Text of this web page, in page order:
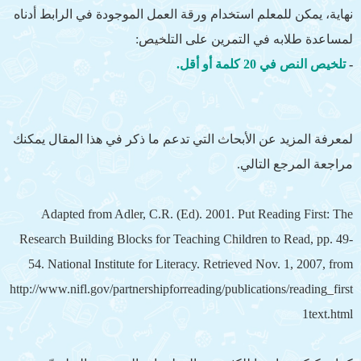
نهاية، يمكن للمعلم استخدام ورقة العمل الموجودة في الرابط أدناه
لمساعدة طلابه في التمرين على التلخيص:
-تلخيص النص في 20 كلمة أو أقل.
لمعرفة المزيد عن الأبحاث التي تدعم ما ذكر في هذا المقال يمكنك
مراجعة المرجع التالي.
Adapted from Adler, C.R. (Ed). 2001. Put Reading First: The
Research Building Blocks for Teaching Children to Read, pp. 49-
54. National Institute for Literacy. Retrieved Nov. 1, 2007, from
http://www.nifl.gov/partnershipforreading/publications/reading_first
1text.html